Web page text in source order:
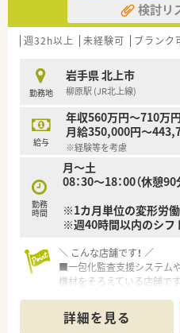
検討リ
週32h以上 未経験可 ブランク
勤務地
岩手県 北上市
柳原駅 (JR北上線)
給与
年収560万円～710万円
月給350,000円～
※経験等を考慮
勤務
時間
月～土
08：30～18：00（休憩90
※1カ月単位の変形労
※週40時間以内のシフ
＼ こんな店舗です！ ／
■一包化監査支援システム
機材をそろえている店舗です
■在宅医療にも取り組んで
■JR柳原駅から車で4分ほ
詳細を見る